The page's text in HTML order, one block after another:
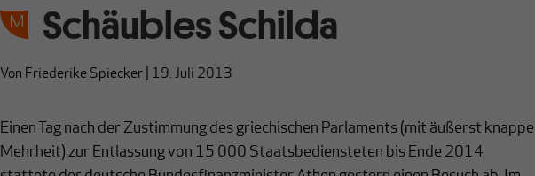
Schäubles Schilda
Von Friederike Spiecker 19. Juli 2013
Einen Tag nach der Zustimmung des griechischen Parlaments (mit äußerst
Mehrheit) zur Entlassung von 15 000 Staatsbediensteten bis Ende 2014